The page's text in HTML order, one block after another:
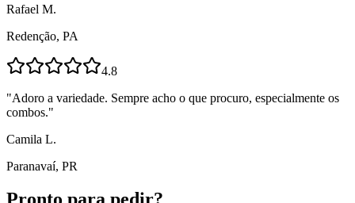
Rafael M.
Redenção, PA
4.8
"Adoro a variedade. Sempre acho o que procuro, especialmente os
combos."
Camila L.
Paranavaí, PR